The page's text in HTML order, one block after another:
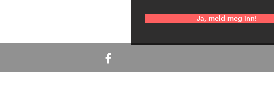
Ja, meld meg inn!